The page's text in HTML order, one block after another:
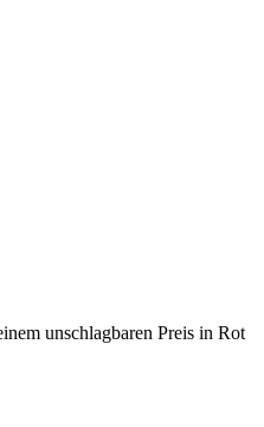
unschlagbaren Preis in Rot